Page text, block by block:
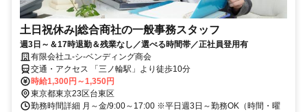
土日祝休み|総合商社の一般事務スタッフ
週3日～＆17時退勤＆残業なし／選べる時間帯／正社員登用有
有限会社ユ-シ-ベンディング商会
交通・アクセス 「三ノ輪駅」より徒歩10分
時給1,300円～1,350円
東京都東京23区台東区
勤務時間詳細 月～金/9:00～17:00 ※平日週3日～勤務OK（時間・曜